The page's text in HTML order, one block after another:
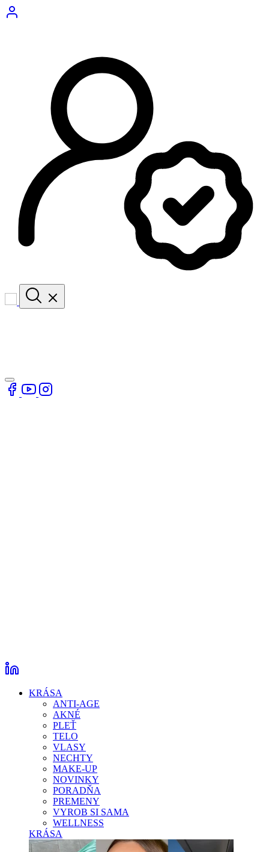
KRÁSA
ANTI-AGE
AKNÉ
PLEŤ
TELO
VLASY
NECHTY
MAKE-UP
NOVINKY
PORADŇA
PREMENY
VYROB SI SAMA
WELLNESS
KRÁSA